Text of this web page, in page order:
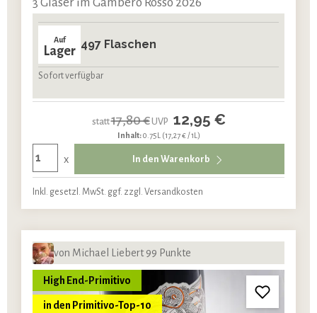
Auf
Lager 497 Flaschen
Sofort verfügbar
statt17,80 €UVP 12,95 €
Inhalt:0.75L (17,27 € / 1L)
x In den Warenkorb
Inkl. gesetzl. MwSt. ggf. zzgl. Versandkosten
von Michael Liebert 99 Punkte
High End-Primitivo
in den Primitivo-Top-10